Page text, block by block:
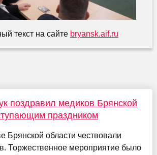
текст на сайте bryansk.aif.ru
поздравил медиков Брянской
праздником
Брянской области чествовали
Торжественное мероприятие было